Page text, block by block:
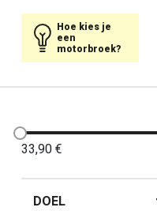
Hoe kies je
een
motorbroek?
33,90 €
DOEL